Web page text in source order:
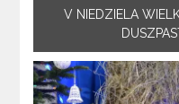
V NIEDZIELA